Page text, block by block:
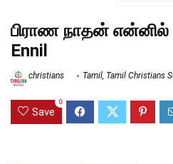
பிராண நாதன் என்னில்
Ennil
christians Tamil, Tamil Christians
Save
0